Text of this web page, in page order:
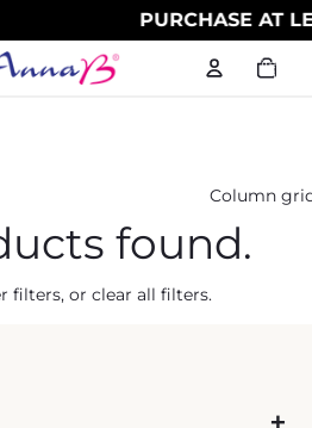
PURCHASE AT
items
in
Column
found.
filters, or clear all filters.